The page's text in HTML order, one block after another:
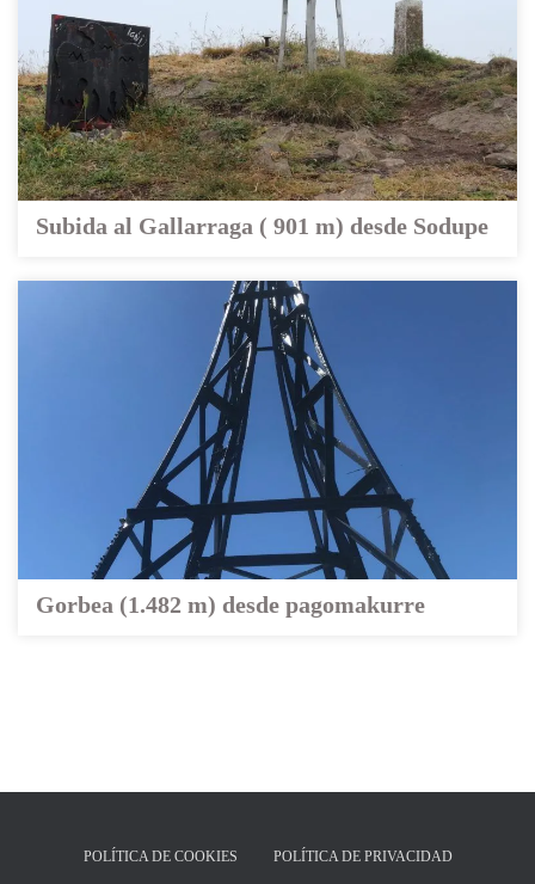
Subida al Gallarraga ( 901 m) desde Sodupe
Gorbea (1.482 m) desde pagomakurre
POLÍTICA DE COOKIES POLÍTICA DE PRIVACIDAD